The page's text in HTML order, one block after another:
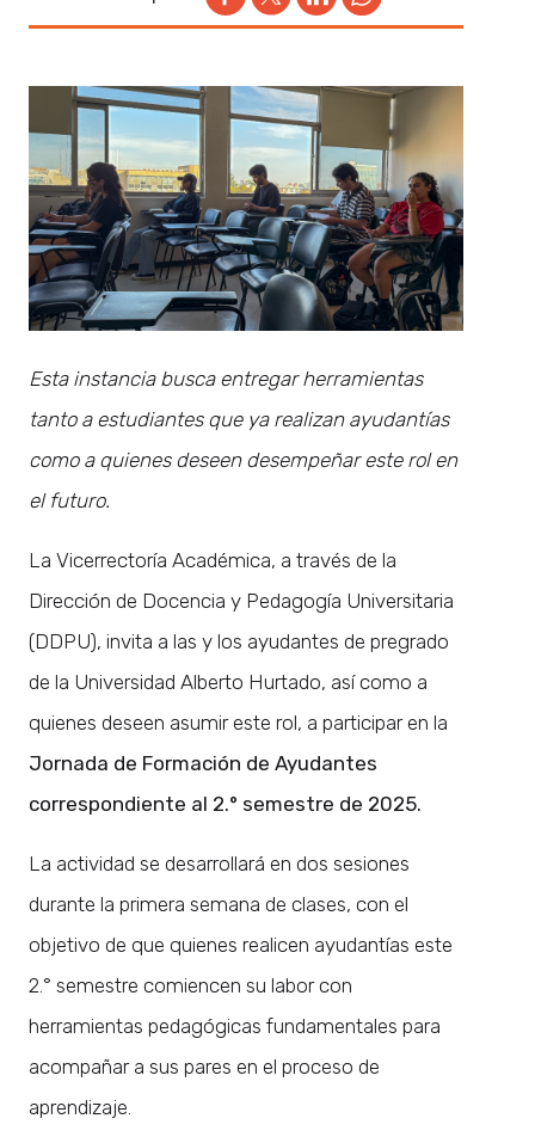
Esta instancia busca entregar herramientas
tanto a estudiantes que ya realizan ayudantías
como a quienes deseen desempeñar este rol en
el futuro.
La Vicerrectoría Académica, a través de la
Dirección de Docencia y Pedagogía Universitaria
(DDPU), invita a las y los ayudantes de pregrado
de la Universidad Alberto Hurtado, así como a
quienes deseen asumir este rol, a participar en la
Jornada de Formación de Ayudantes
correspondiente al 2.° semestre de 2025.
La actividad se desarrollará en dos sesiones
durante la primera semana de clases, con el
objetivo de que quienes realicen ayudantías este
2.° semestre comiencen su labor con
herramientas pedagógicas fundamentales para
acompañar a sus pares en el proceso de
aprendizaje.